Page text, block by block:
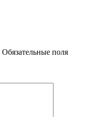
Обязательные поля